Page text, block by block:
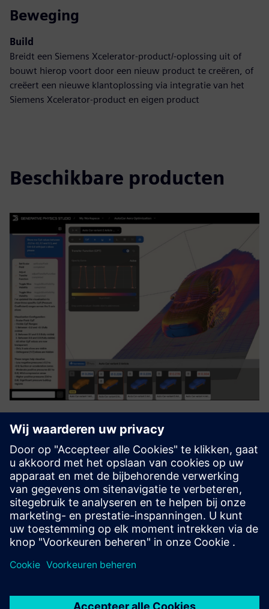
Beweging
Build
Breidt een Siemens Xcelerator-product/-oplossing uit of
bouwt hierop voort door een nieuw product te creëren, of
creëert een nieuwe klantoplossing via integratie van het
Siemens Xcelerator-product en eigen product
Beschikbare producten
GPStudio
Our pre-trained Foundational Model runs CAE workflows
without training on your data. It delivers generalized
physical intelligence, reducing data dependency. Integrate
quickly to accelerate simulations and get high-fidelity
result...
Meer informatie